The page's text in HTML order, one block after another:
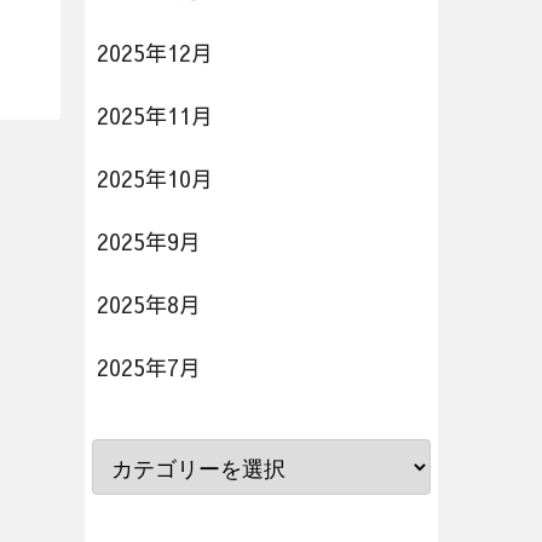
2025年12月
2025年11月
2025年10月
2025年9月
2025年8月
2025年7月